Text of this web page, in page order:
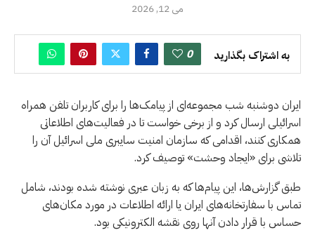
می 12, 2026
به اشتراک بگذارید 0
ایران دوشنبه شب مجموعه‌ای از پیامک‌ها را برای کاربران تلفن همراه
اسرائیلی ارسال کرد و از برخی خواست تا در فعالیت‌های اطلاعاتی
همکاری کنند، اقدامی که سازمان امنیت سایبری ملی اسرائیل آن را
تلاشی برای «ایجاد وحشت» توصیف کرد.
طبق گزارش‌ها، این پیام‌ها که به زبان عبری نوشته شده بودند، شامل
تماس با سفارتخانه‌های ایران یا ارائه اطلاعات در مورد مکان‌های
حساس با قرار دادن آنها روی نقشه الکترونیکی بود.